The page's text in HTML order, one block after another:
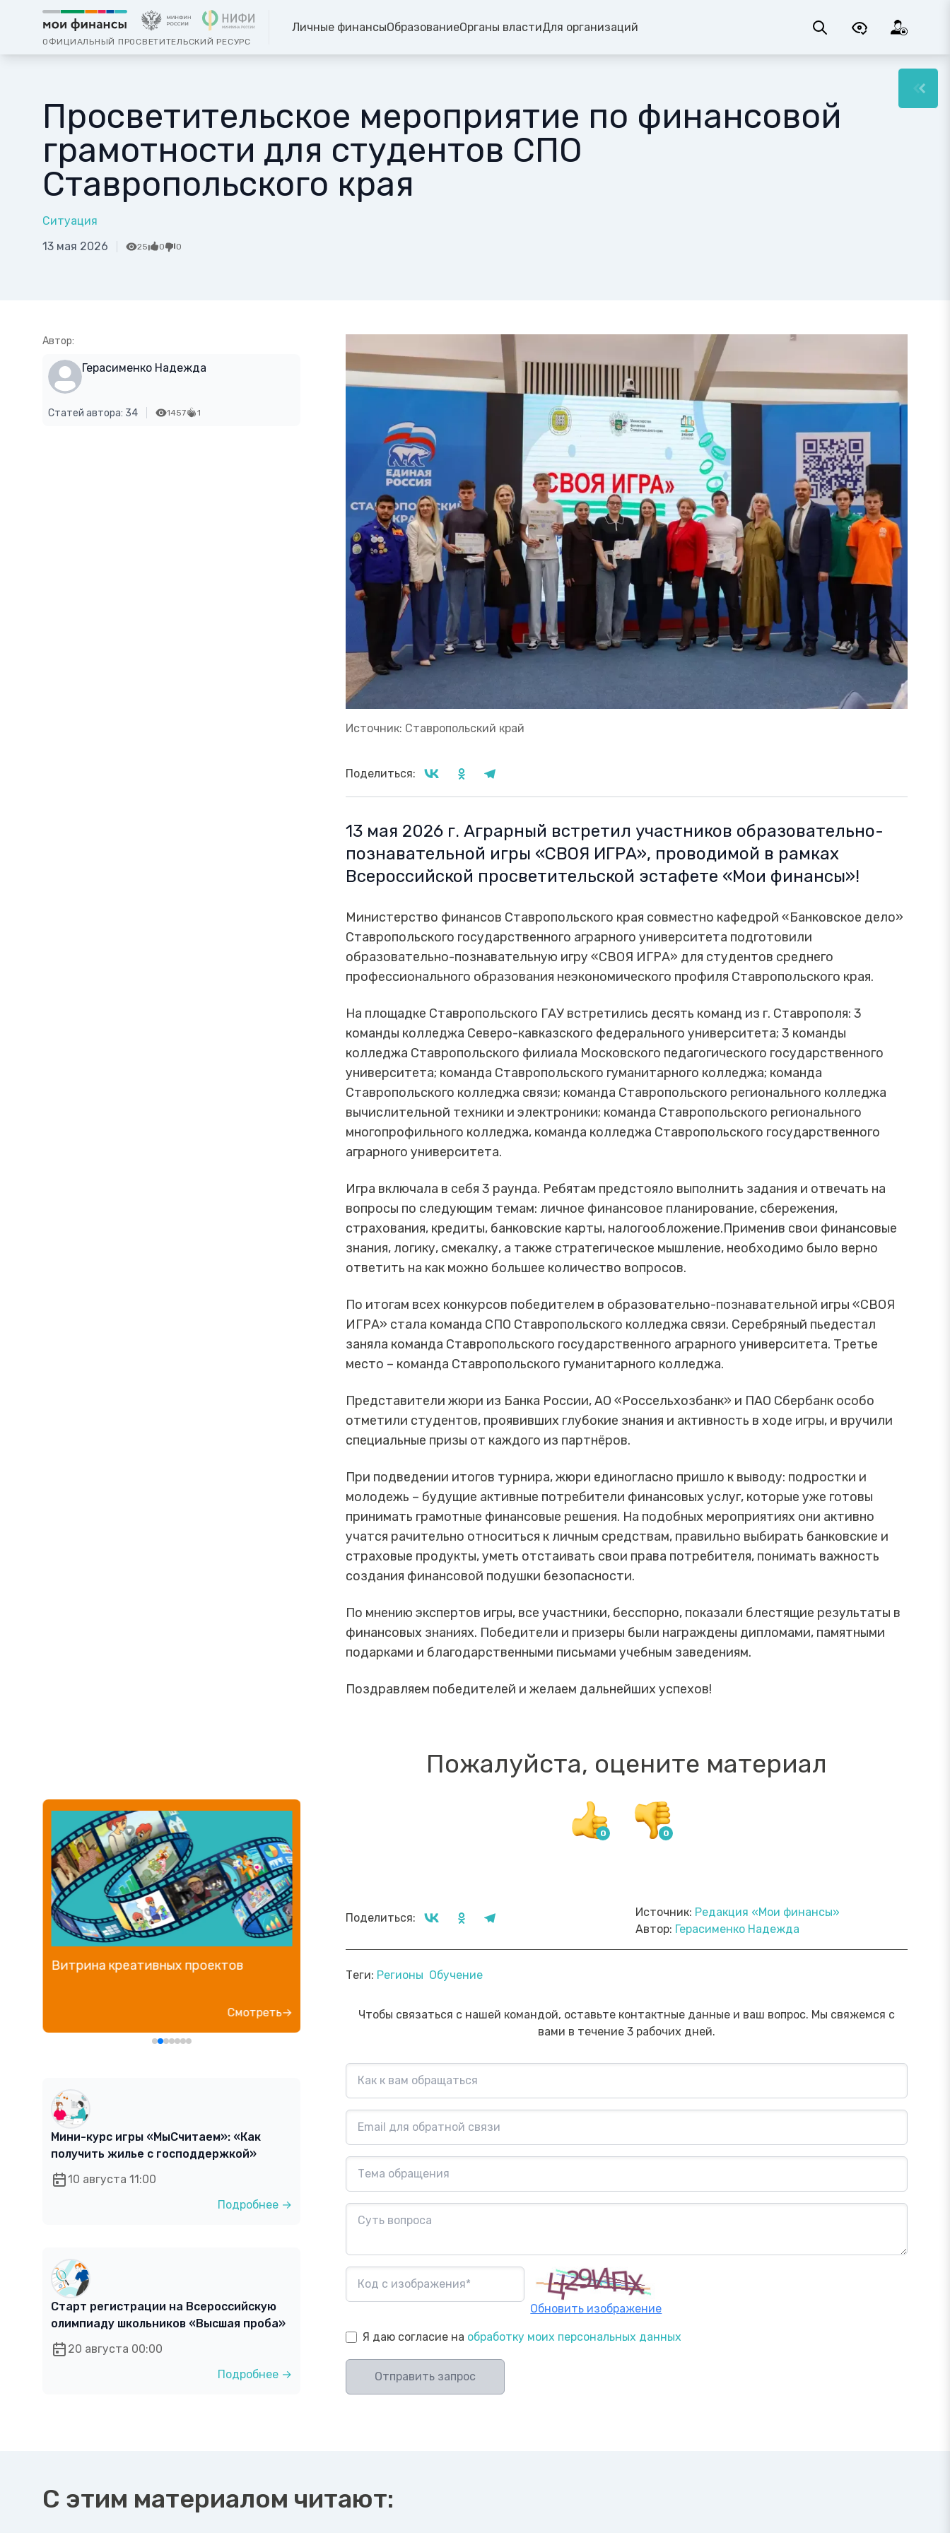
ОФИЦИАЛЬНЫЙ ПРОСВЕТИТЕЛЬСКИЙ РЕСУРС
Личные финансыОбразованиеОрганы властиДля организаций
Просветительское мероприятие по финансовой
грамотности для студентов СПО
Ставропольского края
Ситуация
13 мая 2026
25 0 0
Автор:
Герасименко Надежда
Статей автора: 34 1457 1
Источник: Ставропольский край
Поделиться:
13 мая 2026 г. Аграрный встретил участников образовательно-
познавательной игры «СВОЯ ИГРА», проводимой в рамках
Всероссийской просветительской эстафете «Мои финансы»!
Министерство финансов Ставропольского края совместно кафедрой «Банковское дело»
Ставропольского государственного аграрного университета подготовили
образовательно-познавательную игру «СВОЯ ИГРА» для студентов среднего
профессионального образования неэкономического профиля Ставропольского края.
На площадке Ставропольского ГАУ встретились десять команд из г. Ставрополя: 3
команды колледжа Северо-кавказского федерального университета; 3 команды
колледжа Ставропольского филиала Московского педагогического государственного
университета; команда Ставропольского гуманитарного колледжа; команда
Ставропольского колледжа связи; команда Ставропольского регионального колледжа
вычислительной техники и электроники; команда Ставропольского регионального
многопрофильного колледжа, команда колледжа Ставропольского государственного
аграрного университета.
Игра включала в себя 3 раунда. Ребятам предстояло выполнить задания и отвечать на
вопросы по следующим темам: личное финансовое планирование, сбережения,
страхования, кредиты, банковские карты, налогообложение.Применив свои финансовые
знания, логику, смекалку, а также стратегическое мышление, необходимо было верно
ответить на как можно большее количество вопросов.
По итогам всех конкурсов победителем в образовательно-познавательной игры «СВОЯ
ИГРА» стала команда СПО Ставропольского колледжа связи. Серебряный пьедестал
заняла команда Ставропольского государственного аграрного университета. Третье
место – команда Ставропольского гуманитарного колледжа.
Представители жюри из Банка России, АО «Россельхозбанк» и ПАО Сбербанк особо
отметили студентов, проявивших глубокие знания и активность в ходе игры, и вручили
специальные призы от каждого из партнёров.
При подведении итогов турнира, жюри единогласно пришло к выводу: подростки и
молодежь – будущие активные потребители финансовых услуг, которые уже готовы
принимать грамотные финансовые решения. На подобных мероприятиях они активно
учатся рачительно относиться к личным средствам, правильно выбирать банковские и
страховые продукты, уметь отстаивать свои права потребителя, понимать важность
создания финансовой подушки безопасности.
По мнению экспертов игры, все участники, бесспорно, показали блестящие результаты в
финансовых знаниях. Победители и призеры были награждены дипломами, памятными
подарками и благодарственными письмами учебным заведениям.
Поздравляем победителей и желаем дальнейших успехов!
Пожалуйста, оцените материал
Поделиться: Источник: Редакция «Мои финансы»
Автор: Герасименко Надежда
Теги: Регионы Обучение
Чтобы связаться с нашей командой, оставьте контактные данные и ваш вопрос. Мы свяжемся с
вами в течение 3 рабочих дней.
Обновить изображение
Я даю согласие на обработку моих персональных данных
Отправить запрос
Витрина креативных проектов
Смотреть→
Финансовый блогер»
Посмотреть→ Посмотреть→
Мини-курс игры «МыСчитаем»: «Как
получить жилье с господдержкой»
10 августа 11:00
Подробнее →
Старт регистрации на Всероссийскую
олимпиаду школьников «Высшая проба»
20 августа 00:00
Подробнее →
С этим материалом читают: